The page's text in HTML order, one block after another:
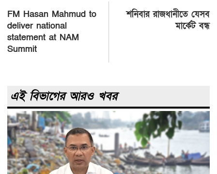
Post
navigation
FM Hasan Mahmud to
deliver national
statement at NAM
Summit
শনিবার রাজধানীতে যেসব
মার্কেট বন্ধ
এই বিভাগের আরও খবর